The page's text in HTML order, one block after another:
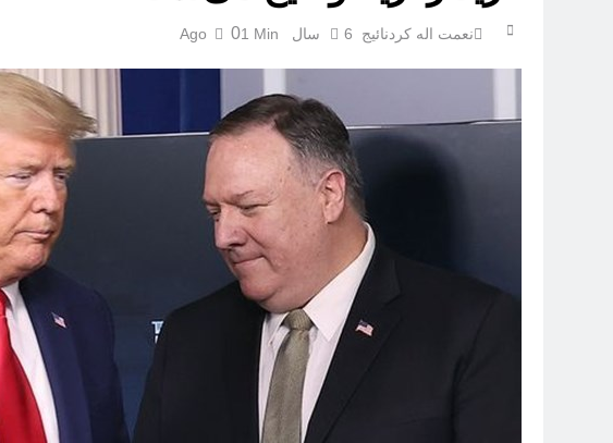
نعمت اله کردنائیج 6 سال Ago 01 Min